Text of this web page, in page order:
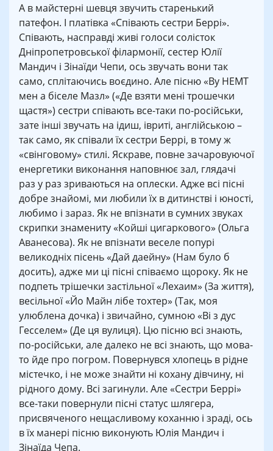
А в майстерні шевця звучить старенький
патефон. І платівка «Співають сестри Беррі».
Співають, насправді живі голоси солісток
Дніпропетровської філармонії, сестер Юлії
Мандич і Зінаїди Чепи, ось звучать вони так
само, сплітаючись воєдино. Але пісню «Ву НЕМТ
мен а біселе Мазл» («Де взяти мені трошечки
щастя») сестри співають все-таки по-російськи,
зате інші звучать на ідиш, івриті, англійською –
так само, як співали їх сестри Беррі, в тому ж
«свінговому» стилі. Яскраве, повне зачаровуючої
енергетики виконання наповнює зал, глядачі
раз у раз зриваються на оплески. Адже всі пісні
добре знайомі, ми любили їх в дитинстві і юності,
любимо і зараз. Як не впізнати в сумних звуках
скрипки знамениту «Койші цигаркового» (Ольга
Аванесова). Як не впізнати веселе попурі
великодніх пісень «Дай даейну» (Нам було б
досить), адже ми ці пісні співаємо щороку. Як не
подпеть трішечки застільної «Лехаим» (За життя),
весільної «Йо Майн лібе тохтер» (Так, моя
улюблена дочка) і звичайно, сумною «Ві з дус
Гесселем» (Де ця вулиця). Цю пісню всі знають,
по-російськи, але далеко не всі знають, що мова-
то йде про погром. Повернувся хлопець в рідне
містечко, і не може знайти ні кохану дівчину, ні
рідного дому. Всі загинули. Але «Сестри Беррі»
все-таки повернули пісні статус шлягера,
присвяченого нещасливому коханню і зраді, ось
в їх манері пісню виконують Юлія Мандич і
Зінаїда Чепа.